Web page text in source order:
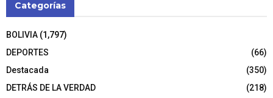
Categorías
BOLIVIA (1,797)
DEPORTES
(66)
Destacada
(350)
DETRÁS DE LA VERDAD
(218)